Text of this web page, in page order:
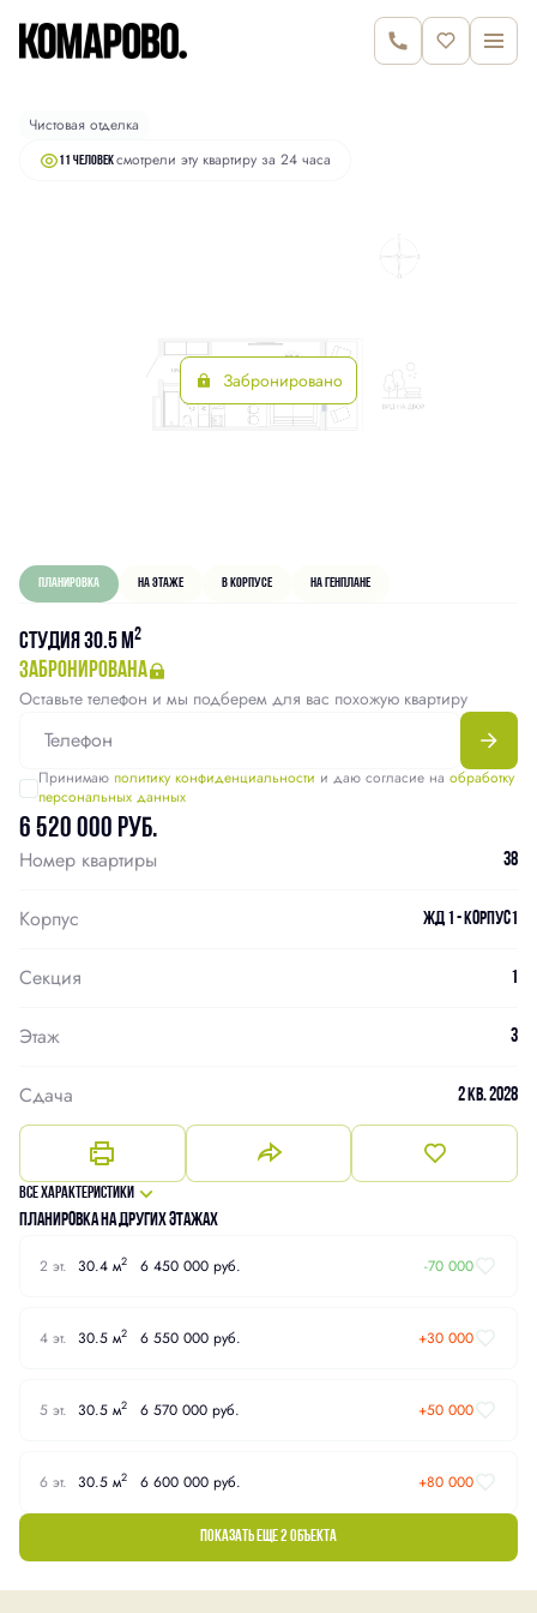
Студия30.5 м2 6 520 000 руб.
Чистовая отделка
11 человексмотрели эту квартиру за 24 часа
Забронировано
Планировка На этаже В корпусе На генплане
Студия 30.5 м2
забронирована
Оставьте телефон и мы подберем для вас похожую квартиру
Принимаю политику конфиденциальности и даю согласие на обработку
персональных данных
6 520 000 руб.
Номер квартиры 38
Корпус ЖД 1 - Корпус1
Секция 1
Этаж 3
Сдача 2 кв. 2028
Все характеристики
Планировка на других этажах
2 эт. 30.4 м2 6 450 000 руб. -70 000
4 эт. 30.5 м2 6 550 000 руб. +30 000
5 эт. 30.5 м2 6 570 000 руб. +50 000
6 эт. 30.5 м2 6 600 000 руб. +80 000
Показать еще 2 объектa